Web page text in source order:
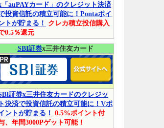
「auPAYカード」のクレジット決済
投資信託の積立可能に！Pontaポイ
トが貯まる！
クレカ積立投信購入
0.5％還元
SBI証券x三井住友カード
証券x三井住友カードのクレジッ
ト決済で投資信託の積立可能に！Vポ
ントが貯まる！ 0.5%ポイント付
、年間3000Pゲット可能！